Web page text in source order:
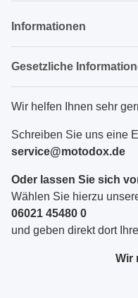
Informationen
Gesetzliche
Wir helfen Ihnen sehr
Schreiben Sie uns eine
service@motodox.de
Oder lassen Sie sich
Wählen Sie hierzu
06021 45480 0
und geben direkt dort
Wir